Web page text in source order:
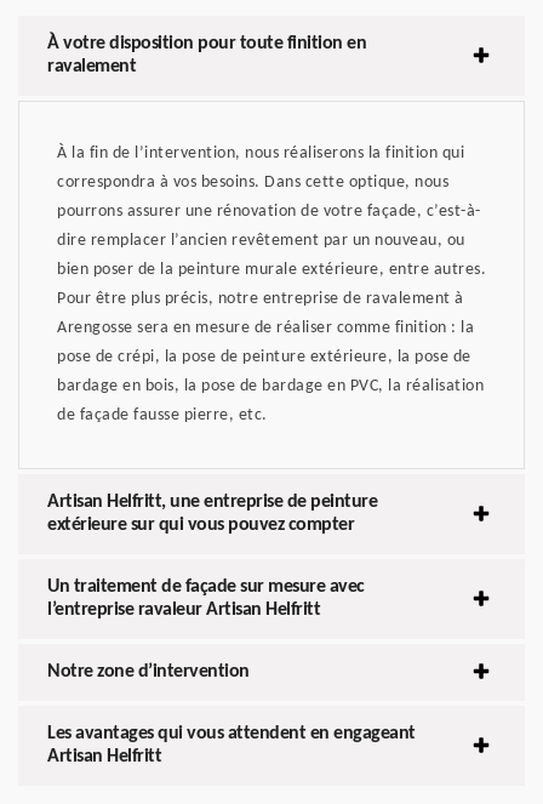
À votre disposition pour toute finition en
ravalement
À la fin de l’intervention, nous réaliserons la finition qui
correspondra à vos besoins. Dans cette optique, nous
pourrons assurer une rénovation de votre façade, c’est-à-
dire remplacer l’ancien revêtement par un nouveau, ou
bien poser de la peinture murale extérieure, entre autres.
Pour être plus précis, notre entreprise de ravalement à
Arengosse sera en mesure de réaliser comme finition : la
pose de crépi, la pose de peinture extérieure, la pose de
bardage en bois, la pose de bardage en PVC, la réalisation
de façade fausse pierre, etc.
Artisan Helfritt, une entreprise de peinture
extérieure sur qui vous pouvez compter
Un traitement de façade sur mesure avec
l’entreprise ravaleur Artisan Helfritt
Notre zone d’intervention
Les avantages qui vous attendent en engageant
Artisan Helfritt